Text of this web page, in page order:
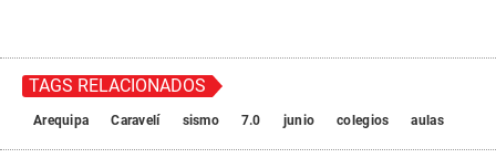
TAGS RELACIONADOS
Arequipa Caravelí sismo 7.0 junio colegios aulas